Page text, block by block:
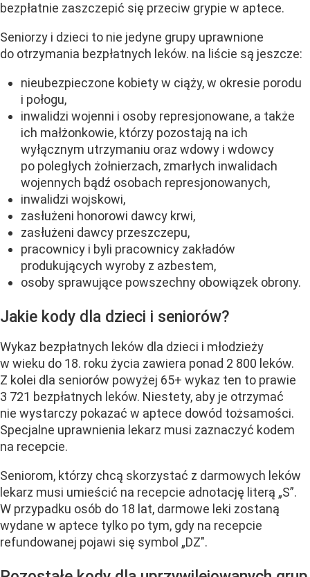
bezpłatnie zaszczepić się przeciw grypie w aptece.
Seniorzy i dzieci to nie jedyne grupy uprawnione
do otrzymania bezpłatnych leków. na liście są jeszcze:
nieubezpieczone kobiety w ciąży, w okresie porodu
i połogu,
inwalidzi wojenni i osoby represjonowane, a także
ich małżonkowie, którzy pozostają na ich
wyłącznym utrzymaniu oraz wdowy i wdowcy
po poległych żołnierzach, zmarłych inwalidach
wojennych bądź osobach represjonowanych,
inwalidzi wojskowi,
zasłużeni honorowi dawcy krwi,
zasłużeni dawcy przeszczepu,
pracownicy i byli pracownicy zakładów
produkujących wyroby z azbestem,
osoby sprawujące powszechny obowiązek obrony.
Jakie kody dla dzieci i seniorów?
Wykaz bezpłatnych leków dla dzieci i młodzieży
w wieku do 18. roku życia zawiera ponad 2 800 leków.
Z kolei dla seniorów powyżej 65+ wykaz ten to prawie
3 721 bezpłatnych leków. Niestety, aby je otrzymać
nie wystarczy pokazać w aptece dowód tożsamości.
Specjalne uprawnienia lekarz musi zaznaczyć kodem
na recepcie.
Seniorom, którzy chcą skorzystać z darmowych leków
lekarz musi umieścić na recepcie adnotację literą „S”.
W przypadku osób do 18 lat, darmowe leki zostaną
wydane w aptece tylko po tym, gdy na recepcie
refundowanej pojawi się symbol „DZ".